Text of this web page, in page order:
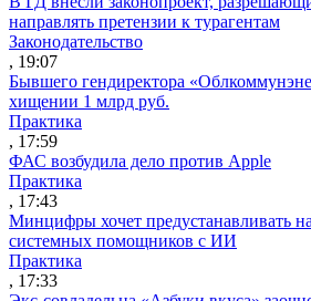
направлять претензии к турагентам
Законодательство
, 19:07
Бывшего гендиректора
хищении 1 млрд руб.
Практика
, 17:59
ФАС возбудила дело против Apple
Практика
, 17:43
Минцифры хочет предустанавливать
системных помощников с ИИ
Практика
, 17:33